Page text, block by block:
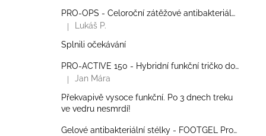
PRO-OPS - Celoroční zátěžové antibakteriální ponožky
Hodnocení produktu je 5 z 5 hvězdiček.
Lukáš P.
Splnili očekávání
PRO-ACTIVE 150 - Hybridní funkční tričko do zátěže - Pánské
Hodnocení produktu je 5 z 5 hvězdiček.
Jan Mára
Překvapivě vysoce funkční. Po 3 dnech treku
ve vedru nesmrdí!
Gelové antibakteriální stélky - FOOTGEL Profesional